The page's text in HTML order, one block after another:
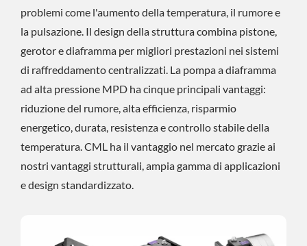
problemi come l'aumento della temperatura, il rumore e
la pulsazione. Il design della struttura combina pistone,
gerotor e diaframma per migliori prestazioni nei sistemi
di raffreddamento centralizzati. La pompa a diaframma
ad alta pressione MPD ha cinque principali vantaggi:
riduzione del rumore, alta efficienza, risparmio
energetico, durata, resistenza e controllo stabile della
temperatura. CML ha il vantaggio nel mercato grazie ai
nostri vantaggi strutturali, ampia gamma di applicazioni
e design standardizzato.